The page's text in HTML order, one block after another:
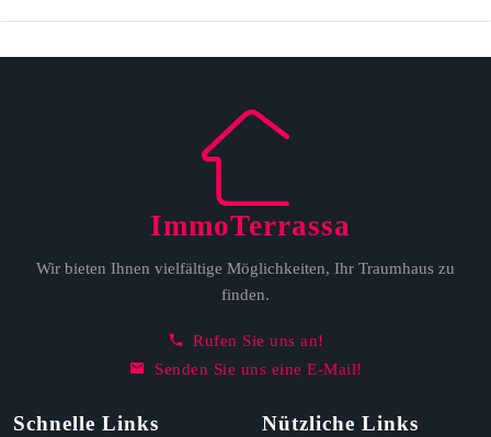
ImmoTerrassa
Wir bieten Ihnen vielfältige Möglichkeiten, Ihr Traumhaus zu
finden.
Rufen Sie uns an!
Senden Sie uns eine E-Mail!
Schnelle Links Nützliche Links